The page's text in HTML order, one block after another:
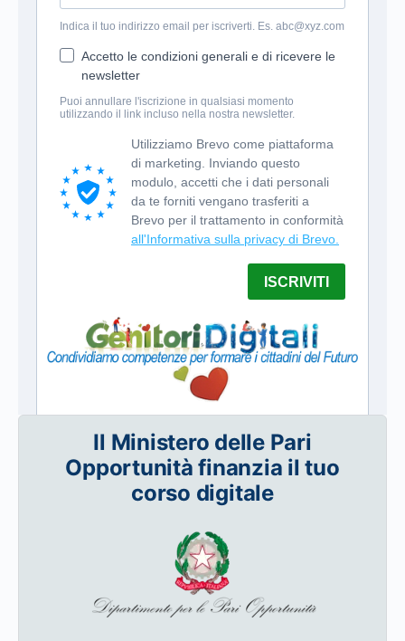
Il Ministero delle Pari
Opportunità finanzia il tuo
corso digitale